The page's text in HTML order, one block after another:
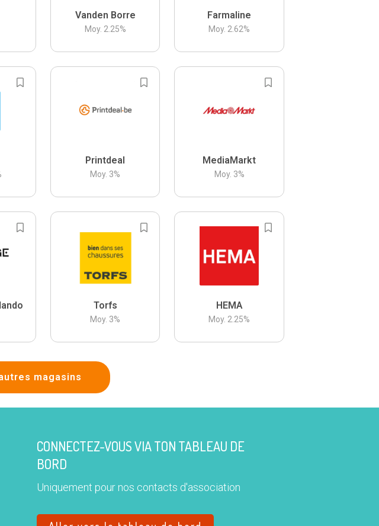
Vanden Borre
Moy. 2.25%
Farmaline
Moy. 2.62%
Printdeal
Moy. 3%
MediaMarkt
Moy. 3%
Torfs
Moy. 3%
HEMA
Moy. 2.25%
magasins
CONNECTEZ-VOUS VIA TON TABLEAU DE
BORD
Uniquement pour nos contacts d'association